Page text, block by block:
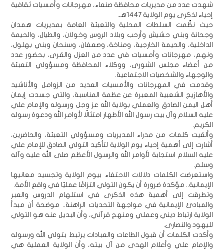
شهدت عدد من مديريات محافظة صنعاء، مهرجانات وأمسيات ثقافية
إحياء لذكرى يوم الولاية 1447هـ.
حيث نظَّمت السلطات المحلية والتعبئة العامة بمديريات همدان
وجحانة وبني حشيش وأرحب وبلاد الروس وخولان، والطيال، والحيمة
الداخلية، والحيمة الخارجية، ومناخة، وصعفان، وسنحان وبني بهلول،
ونهم، مهرجانات وأمسيات في عدد من العزل والقرى، بحضور عدد
من أعضاء مجلس الشورى، ووكلاء المحافظة ومسؤولي التعبئة
والوجهاء والشخصيات الاجتماعية.
وقدمت في المهرجانات والأمسيات العديد من الزوامل والأناشيد
والأهازيج الشعبية المعبرة عن عظمة المناسبة، والتي جسدت إيمان
أهل اليمن الصادق والعملي بولاية الله عز وجل ورسوله والإمام علي
عليه السلام وآل بيت رسول الله الأطهار امتثالًا لأوامر الله ودعوة رسوله
الكريم.
وألقيت كلمات من مدراء المديريات ومسؤولي التعبئة، والحاضرين،
أشارت إلى أهمية إحياء يوم الولاية لتأكيد التولي الصادق للإمام علي
عليه السلام استجابة لأوامر الله والرسول الأعظم صلى الله عليه وآله
وسلم.
واستعرضت الكلمات دلالات الاحتفاء بيوم الولاية وتجسيد معانيها
الإيمانية.. مؤكدة ضرورة أن يكون التولي التزامًا عمليًا في واقع الأمة.
وتطرقت إلى أهمية هذه الذكرى في استلهام الدروس والعبر
والمبادئ الإيمانية في مواجهة التحديات الراهنة.. موضحة أن مبدأ
الولاية ارتباط ديني وعملي ومنهج قرآني، وأن البديل عنه هو التولي
لليهود والنصارى.
وأكدت الكلمات أن قبول الطاعات والعبادات يرتبط بتولي الله ورسوله
والإمام علي وأعلام الهدى من آل بيته، وأن الولاية العملية هي